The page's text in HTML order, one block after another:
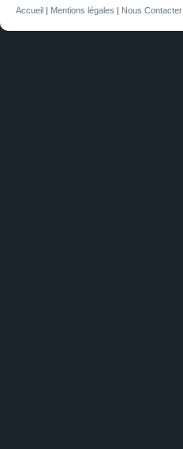
Accueil Mentions légales Nous Contacter